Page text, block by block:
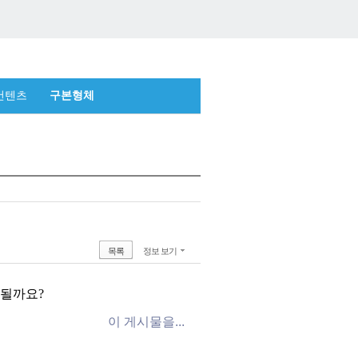
텐츠 구본형체
목록 정보 보기
까요?
이 게시물을...